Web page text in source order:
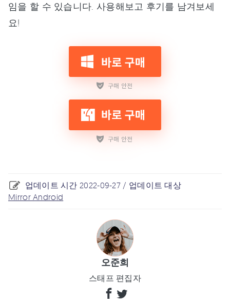
임을 할 수 있습니다. 사용해보고 후기를 남겨보세
요!
업데이트 시간 2022-09-27 / 업데이트 대상
Mirror Android
오준희
스태프 편집자